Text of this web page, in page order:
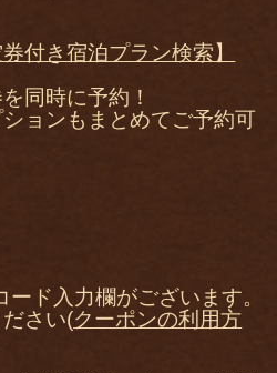
付き宿泊プラン検索】
同時に予約！
ョンもまとめてご予約可
ド入力欄がございます。
さい(クーポンの利用方